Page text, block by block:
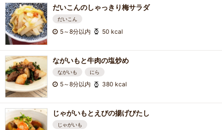
だいこんのしゃっきり梅サラダ
だいこん
5～8分以内 50 kcal
ながいもと牛肉の塩炒め
ながいも にら
5～8分以内 380 kcal
じゃがいもとえびの揚げびたし
じゃがいも